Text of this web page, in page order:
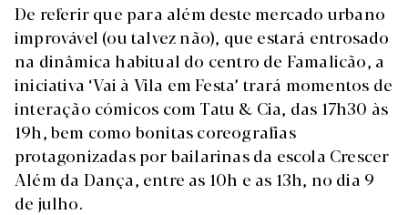
De referir que para além deste mercado urbano
improvável (ou talvez não), que estará entrosado
na dinâmica habitual do centro de Famalicão, a
iniciativa ‘Vai à Vila em Festa’ trará momentos de
interação cómicos com Tatu & Cia, das 17h30 às
19h, bem como bonitas coreografias
protagonizadas por bailarinas da escola Crescer
Além da Dança, entre as 10h e as 13h, no dia 9
de julho.